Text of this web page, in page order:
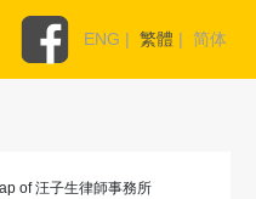
ENG | 繁體 | 简体